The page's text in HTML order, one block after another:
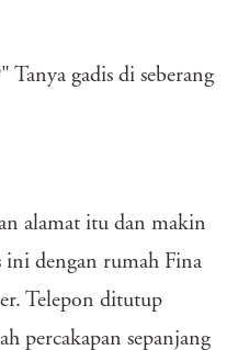
Tanya gadis di seberang
alamat itu dan makin
ini dengan rumah Fina
Telepon ditutup
percakapan sepanjang